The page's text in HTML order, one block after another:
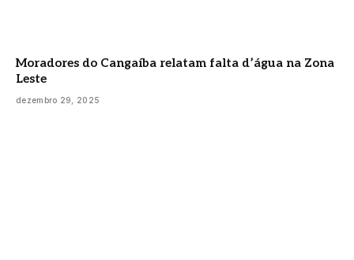
Moradores do Cangaíba relatam falta d’água na Zona
Leste
dezembro 29, 2025